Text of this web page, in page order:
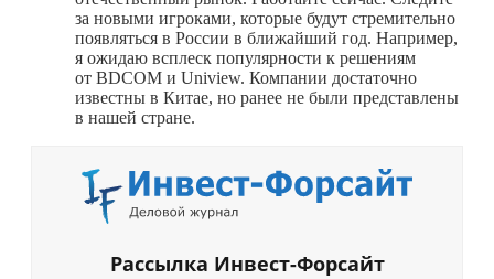
за новыми игроками, которые будут стремительно
появляться в России в ближайший год. Например,
я ожидаю всплеск популярности к решениям
от BDCOM и Uniview. Компании достаточно
известны в Китае, но ранее не были представлены
в нашей стране.
Рассылка Инвест-Форсайт